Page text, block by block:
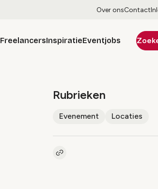
Over onsContact
FreelancersInspiratieEventjobs
Rubrieken
Evenement Locaties
Kopieer link naar artikel